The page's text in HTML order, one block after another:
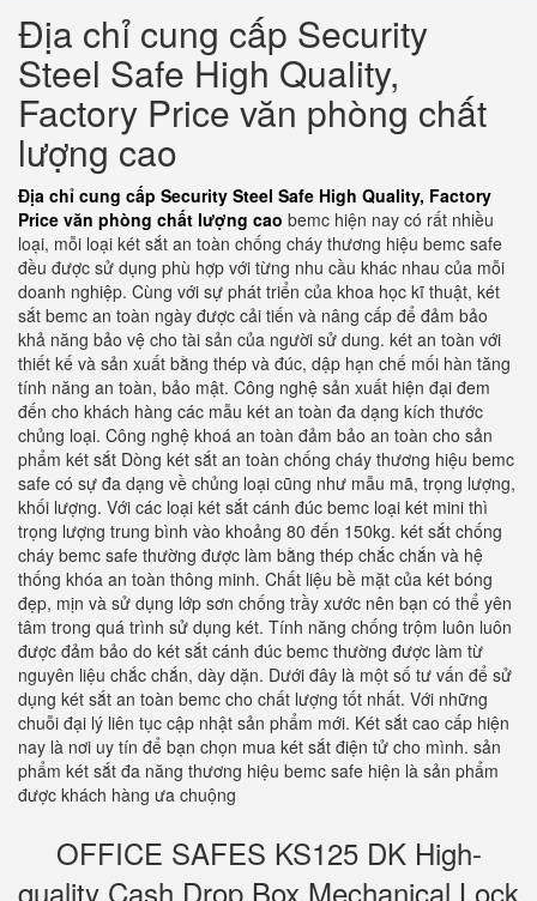
Địa chỉ cung cấp Security
Steel Safe High Quality,
Factory Price văn phòng chất
lượng cao
Địa chỉ cung cấp Security Steel Safe High Quality, Factory
Price văn phòng chất lượng cao bemc hiện nay có rất nhiều
loại, mỗi loại két sắt an toàn chống cháy thương hiệu bemc safe
đều được sử dụng phù hợp với từng nhu cầu khác nhau của mỗi
doanh nghiệp. Cùng với sự phát triển của khoa học kĩ thuật, két
sắt bemc an toàn ngày được cải tiến và nâng cấp để đảm bảo
khả năng bảo vệ cho tài sản của người sử dung. két an toàn với
thiết kế và sản xuất bằng thép và đúc, dập hạn chế mối hàn tăng
tính năng an toàn, bảo mật. Công nghệ sản xuất hiện đại đem
đến cho khách hàng các mẫu két an toàn đa dạng kích thước
chủng loại. Công nghệ khoá an toàn đảm bảo an toàn cho sản
phẩm két sắt Dòng két sắt an toàn chống cháy thương hiệu bemc
safe có sự đa dạng về chủng loại cũng như mẫu mã, trọng lượng,
khối lượng. Với các loại két sắt cánh đúc bemc loại két mini thì
trọng lượng trung bình vào khoảng 80 đến 150kg. két sắt chống
cháy bemc safe thường được làm bằng thép chắc chắn và hệ
thống khóa an toàn thông minh. Chất liệu bề mặt của két bóng
đẹp, mịn và sử dụng lớp sơn chống trầy xước nên bạn có thể yên
tâm trong quá trình sử dụng két. Tính năng chống trộm luôn luôn
được đảm bảo do két sắt cánh đúc bemc thường được làm từ
nguyên liệu chắc chắn, dày dặn. Dưới đây là một số tư vấn để sử
dụng két sắt an toàn bemc cho chất lượng tốt nhất. Với những
chuỗi đại lý liên tục cập nhật sản phẩm mới. Két sắt cao cấp hiện
nay là nơi uy tín để bạn chọn mua két sắt điện tử cho mình. sản
phẩm két sắt đa năng thương hiệu bemc safe hiện là sản phẩm
được khách hàng ưa chuộng
OFFICE SAFES KS125 DK High-
quality Cash Drop Box Mechanical Lock